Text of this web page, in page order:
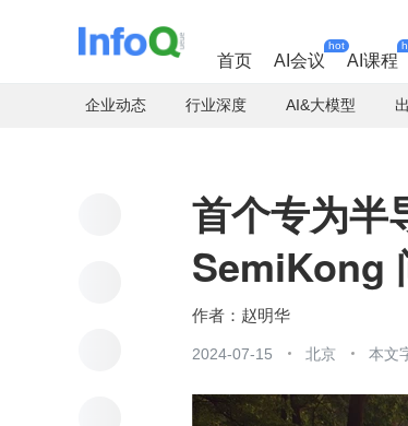
首页 AI会议
hot
AI课程
企业动态 行业深度 AI&大模型
首个专为半
SemiKong
赵明华
2024-07-15 北京 本文